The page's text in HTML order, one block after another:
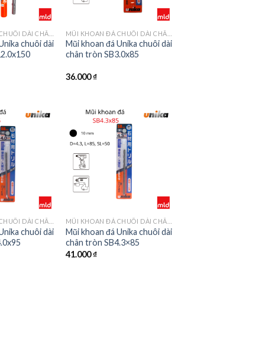
chuôi dài
Mũi khoan đá Unika chuôi dài
chân tròn SB3.0x85
36.000₫
chuôi dài
Mũi khoan đá Unika chuôi dài
chân tròn SB4.3×85
41.000₫